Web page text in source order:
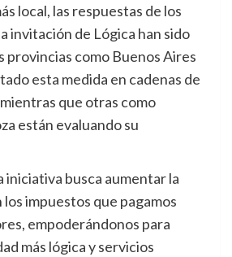
local, las respuestas de los
invitación de Lógica han sido
provincias como Buenos Aires
esta medida en cadenas de
que otras como
están evaluando su
iniciativa busca aumentar la
impuestos que pagamos
empoderándonos para
más lógica y servicios